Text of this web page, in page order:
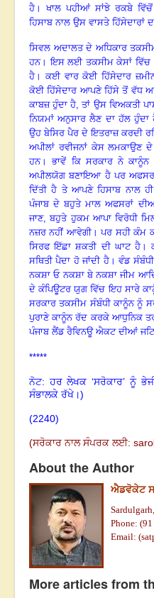
ਹੈ । ਖਾਲ ਪਹੀਆਂ ਸਾਂਝੇ ਰਕਬੇ
ਹਿਸਾਬ ਨਾਲ ਉਸ ਵਾਸਤੇ ਹਿੱਸੇਦਾਰਾਂ
ਸਿਵਲ ਅਦਾਲਤ ਦੇ ਅਧਿਕਾਰ
ਹਨ।ਇਸ ਲਈ ਤਕਸੀਮ ਕੇਸਾਂ ਵਿੱਚ
ਹੈ । ਕਈ ਵਾਰ ਕੋਈ ਹਿੱਸੇਦਾਰ
ਕੋਈ ਹਿੱਸੇਦਾਰ ਆਪਣੇ ਹਿੱਸੇ ਤੋਂ ਵੱਧ
ਕਾਬਜ਼ ਹੁੰਦਾ ਹੈ, ਤਾਂ ਉਸ ਵਿਅਕਤੀ
ਨਿਯਮਾਂ ਅਨੁਸਾਰ ਲੈਣ ਦਾ ਹੱਲ ਹੁੰਦਾ
ਉਹ ਬੇਸਿਰ ਪੈਰ ਦੇ ਇਤਰਾਜ਼ ਕਰਦੀ
ਅਪੀਲਾਂ ਰਵੀਜਨਾਂ ਕੇਸ ਲਮਕਾਉਣ
ਹਨ।
ਭਾਵੇਂ ਕਿ ਸਰਕਾਰ ਨੇ
ਅਪੀਲਯੋਗ ਬਣਾਇਆ ਹੈ ਪਰ
ਦਿੱਤੀ ਹੈ ਤੇ ਆਪਣੇ ਹਿਸਾਬ ਨਾਲ
ਪੰਜਾਬ ਦੇ ਬਹੁਤੇ ਮਾਲ ਅਫਸਰਾਂ
ਜਾਣ, ਬਹੁਤੇ ਹੁਕਮ ਆਪਾ ਵਿਰੋਧੀ
ਨਜ਼ਰ ਨਹੀਂ ਆਵੇਗੀ। ਪਰ ਸਹੀ ਕੰਮ
ਸਿਰਫ ਇੱਛਾ ਸ਼ਕਤੀ ਦੀ ਘਾਟ ਹੈ।
ਸਥਿਤੀ ਪੈਦਾ ਹੋ ਜਾਂਦੀ ਹੈ।ਵੰਡ
ਨਕਸ਼ਾ ਓ ਨਕਸ਼ਾ ਬੇ ਨਕਸ਼ਾ ਜੀਮ
ਦੇ ਕੰਪਿਊਟਰ ਯੁਗ ਵਿੱਚ ਇਹ ਸਾਰੇ
ਸਰਕਾਰ ਤਕਸੀਮ ਸੰਬੰਧੀ ਕਾਨੂੰਨ ਨੂੰ
ਪੁਰਾਣੇ ਕਾਨੂੰਨ ਰੱਦ ਕਰਕੇ ਆਧੁਨਿਕ
ਪੰਜਾਬ ਲੈਂਡ ਰੈਵਿਨਊ ਐਕਟ ਦੀਆਂ
*****
ਨੋਟ: ਹਰ ਲੇਖਕ ‘ਸਰੋਕਾਰ’ ਨੂੰ
ਸੰਭਾਲਕੇ ਰੱਖੇ।)
(2240)
(ਸਰੋਕਾਰ ਨਾਲ ਸੰਪਰਕ ਲਈ:
About the Author
ਐਡਵੋਕੇਟ
Phone:
Email: (
More articles from